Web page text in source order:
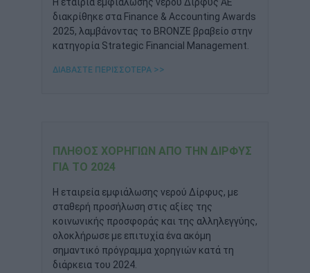
διακρίθηκε στα Finance & Accounting Awards
2025, λαμβάνοντας το BRONZE βραβείο στην
κατηγορία Strategic Financial Management.
ΔΙΑΒΑΣΤΕ ΠΕΡΙΣΣΟΤΕΡΑ >>
ΠΛΉΘΟΣ ΧΟΡΗΓΙΏΝ ΑΠΌ ΤΗΝ ΔΊΡΦΥΣ
ΓΙΑ ΤΟ 2024
Η εταιρεία εμφιάλωσης νερού Δίρφυς, με
σταθερή προσήλωση στις αξίες της
κοινωνικής προσφοράς και της αλληλεγγύης,
ολοκλήρωσε με επιτυχία ένα ακόμη
σημαντικό πρόγραμμα χορηγιών κατά τη
διάρκεια του 2024.